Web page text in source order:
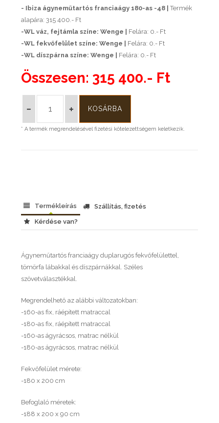
- Ibiza ágyneműtartós franciaágy 180-as -48 |Termék
alapára: 315 400.- Ft
-WL váz, fejtámla színe: Wenge |
Felára: 0.- Ft
-WL fekvőfelület színe: Wenge |
Felára: 0.- Ft
-WL díszpárna színe: Wenge |
Felára: 0.- Ft
Összesen: 315 400.- Ft
* A termék megrendelésével fizetési kötelezettségem keletkezik.
Termékleírás Szállítás, fizetés
Kérdése van?
Ágyneműtartós franciaágy duplarugós fekvőfelülettel,
tömörfa lábakkal és díszpárnákkal. Széles
szövetválasztékkal.
Megrendelhető az alábbi változatokban:
-160-as fix, ráépített matraccal
-180-as fix, ráépített matraccal
-160-as ágyrácsos, matrac nélkül
-180-as ágyrácsos, matrac nélkül
Fekvőfelület mérete:
-180 x 200 cm
Befoglaló méretek:
-188 x 200 x 90 cm